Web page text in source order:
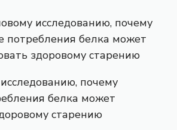
почему
белка может
старению